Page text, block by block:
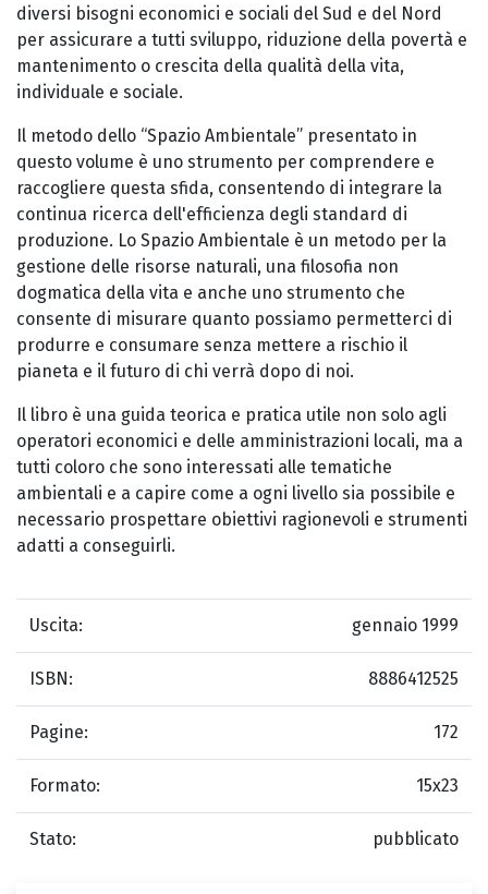
diversi bisogni economici e sociali del Sud e del Nord
per assicurare a tutti sviluppo, riduzione della povertà e
mantenimento o crescita della qualità della vita,
individuale e sociale.
Il metodo dello “Spazio Ambientale” presentato in
questo volume è uno strumento per comprendere e
raccogliere questa sfida, consentendo di integrare la
continua ricerca dell'efficienza degli standard di
produzione. Lo Spazio Ambientale è un metodo per la
gestione delle risorse naturali, una filosofia non
dogmatica della vita e anche uno strumento che
consente di misurare quanto possiamo permetterci di
produrre e consumare senza mettere a rischio il
pianeta e il futuro di chi verrà dopo di noi.
Il libro è una guida teorica e pratica utile non solo agli
operatori economici e delle amministrazioni locali, ma a
tutti coloro che sono interessati alle tematiche
ambientali e a capire come a ogni livello sia possibile e
necessario prospettare obiettivi ragionevoli e strumenti
adatti a conseguirli.
Uscita: gennaio 1999
ISBN: 8886412525
Pagine: 172
Formato: 15x23
Stato: pubblicato